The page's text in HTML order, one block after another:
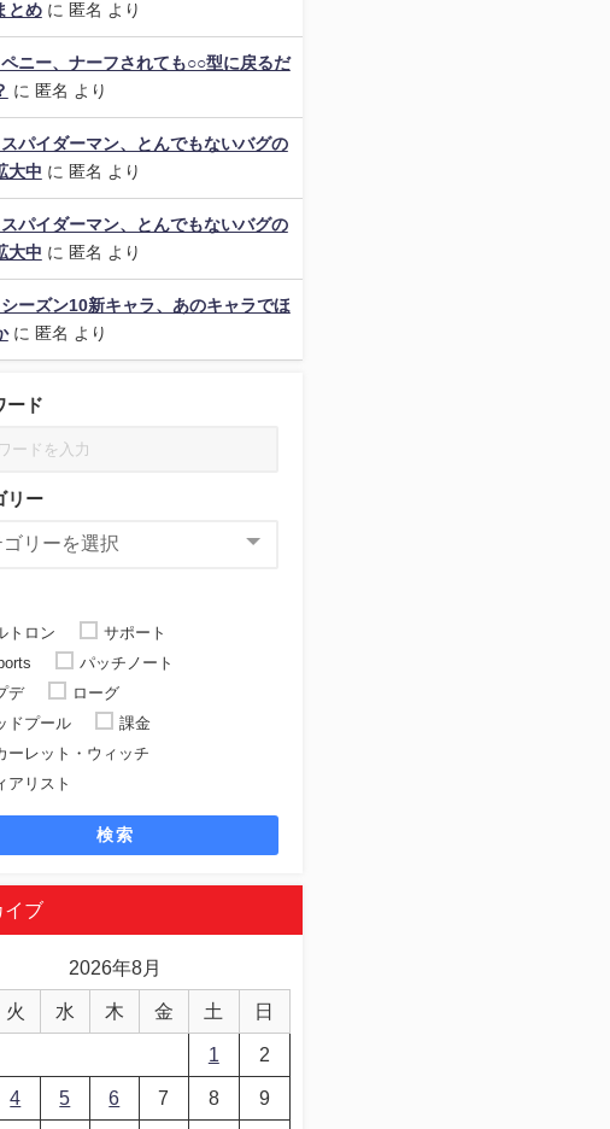
とめに 匿名 より
ペニー、ナーフされても○○型に戻るだ
に 匿名 より
スパイダーマン、とんでもないバグの
大中 に 匿名 より
スパイダーマン、とんでもないバグの
大中 に 匿名 より
シーズン10新キャラ、あのキャラでほ
に 匿名 より
ード
リー
トロン
サポート
パッチノート
デ
ローグ
ドプール
課金
ーレット・ウィッチ
アリスト
検索
イブ
2026年8月
火 水 木 金 土 日
1 2
4 5 6 7 8 9